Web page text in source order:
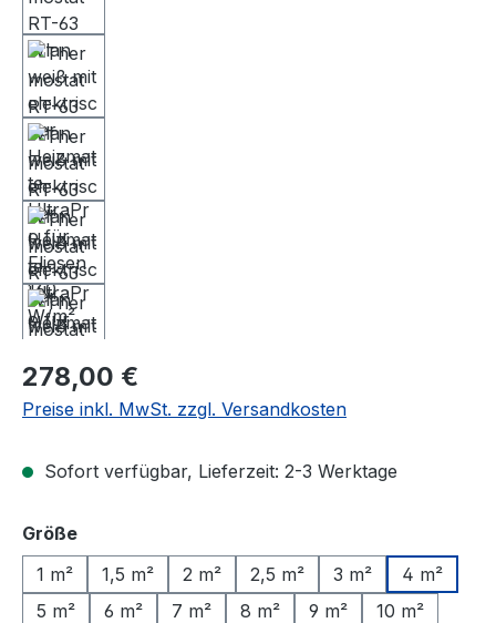
Regulärer Preis:
278,00 €
Preise inkl. MwSt. zzgl. Versandkosten
Sofort verfügbar, Lieferzeit: 2-3 Werktage
Größeauswählen
1 m²
1,5 m² 2 m² 2,5 m² 3 m²
4 m²
5 m²
6 m² 7 m² 8 m² 9 m²
10 m²